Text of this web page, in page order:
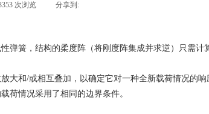
次浏览 分享到:
弹簧，结构的柔度阵（将刚度阵集成并求逆）只需
大和/或相互叠加，以确定它对一种全新载荷情况的
荷情况采用了相同的边界条件。